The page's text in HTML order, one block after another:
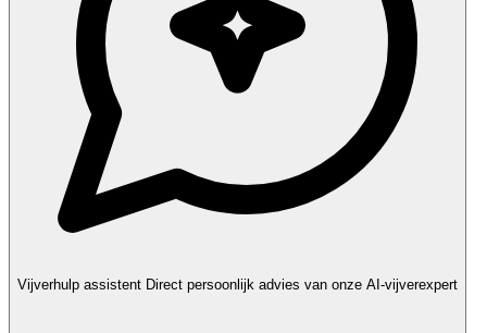
Vijverhulp assistent Direct persoonlijk advies van onze AI-vijverexpert